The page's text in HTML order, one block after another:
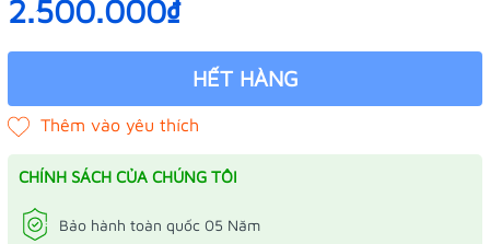
2.500.000₫
HẾT HÀNG
CHÍNH SÁCH CỦA CHÚNG TÔI
Bảo hành toàn quốc 05 Năm